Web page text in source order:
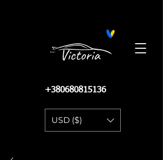
+380680815136
USD ($)